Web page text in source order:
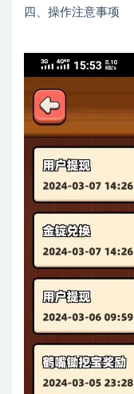
四、操作注意事项